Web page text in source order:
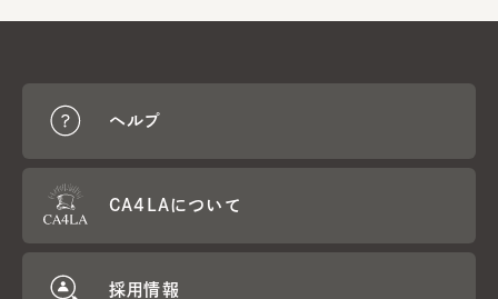
ヘルプ
CA4LAについて
採用情報